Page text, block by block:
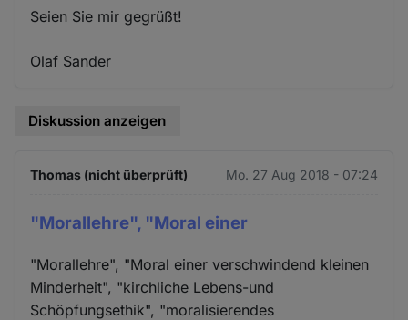
Seien Sie mir gegrüßt!
Olaf Sander
Diskussion anzeigen
Thomas (nicht überprüft) Mo. 27 Aug 2018 - 07:24
"Morallehre", "Moral einer
"Morallehre", "Moral einer verschwindend kleinen
Minderheit", "kirchliche Lebens-und
Schöpfungsethik", "moralisierendes